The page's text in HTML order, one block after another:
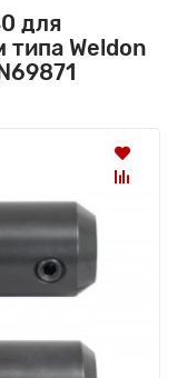
для
типа Weldon